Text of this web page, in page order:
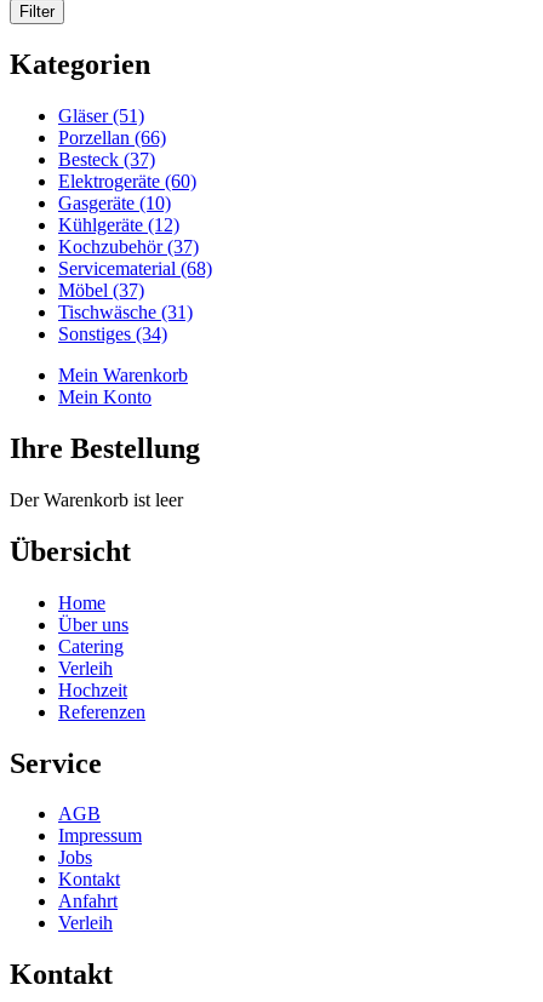
Kategorien
Gläser (51)
Porzellan (66)
Besteck (37)
Elektrogeräte (60)
Gasgeräte (10)
Kühlgeräte (12)
Kochzubehör (37)
Servicematerial (68)
Möbel (37)
Tischwäsche (31)
Sonstiges (34)
Mein Warenkorb
Mein Konto
Ihre Bestellung
Der Warenkorb ist leer
Übersicht
Home
Über uns
Catering
Verleih
Hochzeit
Referenzen
Service
AGB
Impressum
Jobs
Kontakt
Anfahrt
Verleih
Kontakt